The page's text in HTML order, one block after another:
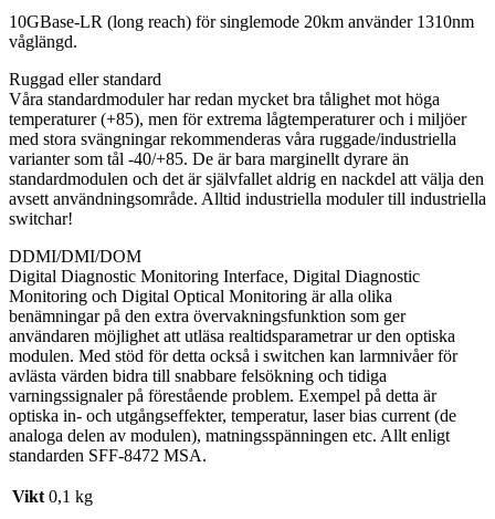
10GBase-LR (long reach) för singlemode 20km använder 1310nm
våglängd.
Ruggad eller standard
Våra standardmoduler har redan mycket bra tålighet mot höga
temperaturer (+85), men för extrema lågtemperaturer och i miljöer
med stora svängningar rekommenderas våra ruggade/industriella
varianter som tål -40/+85. De är bara marginellt dyrare än
standardmodulen och det är självfallet aldrig en nackdel att välja den
avsett användningsområde. Alltid industriella moduler till industriella
switchar!
DDMI/DMI/DOM
Digital Diagnostic Monitoring Interface, Digital Diagnostic
Monitoring och Digital Optical Monitoring är alla olika
benämningar på den extra övervakningsfunktion som ger
användaren möjlighet att utläsa realtidsparametrar ur den optiska
modulen. Med stöd för detta också i switchen kan larmnivåer för
avlästa värden bidra till snabbare felsökning och tidiga
varningssignaler på förestående problem. Exempel på detta är
optiska in- och utgångseffekter, temperatur, laser bias current (de
analoga delen av modulen), matningsspänningen etc. Allt enligt
standarden SFF-8472 MSA.
Vikt 0,1 kg